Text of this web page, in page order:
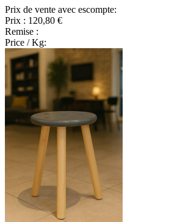
Prix de vente avec escompte:
Prix : 120,80 €
Remise :
Price / Kg: